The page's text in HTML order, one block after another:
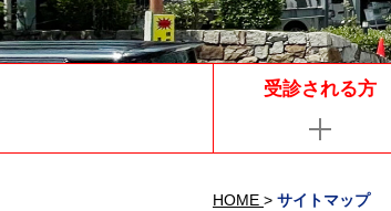
受診される方
HOME > サイトマップ